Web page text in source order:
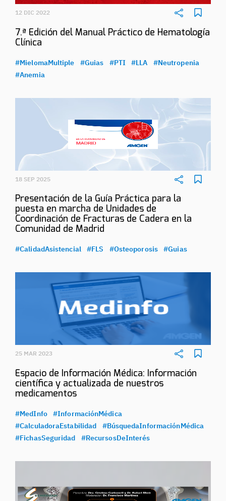
12 DIC 2022
7.ª Edición del Manual Práctico de Hematología
Clínica
#MielomaMultiple #Guias #PTI #LLA
#Neutropenia
#Anemia
18 SEP 2025
Presentación de la Guía Práctica para la
puesta en marcha de Unidades de
Coordinación de Fracturas de Cadera en la
Comunidad de Madrid
#CalidadAsistencial #FLS #Osteoporosis #Guias
25 MAR 2023
Espacio de Información Médica: Información
científica y actualizada de nuestros
medicamentos
#MedInfo
#InformaciónMédica
#CalculadoraEstabilidad
#BúsquedaInformaciónMédica
#FichasSeguridad
#RecursosDeInterés